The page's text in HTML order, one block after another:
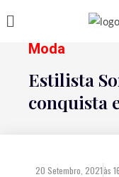
Moda
Estilista
conquista
20 Setembro, 2021às